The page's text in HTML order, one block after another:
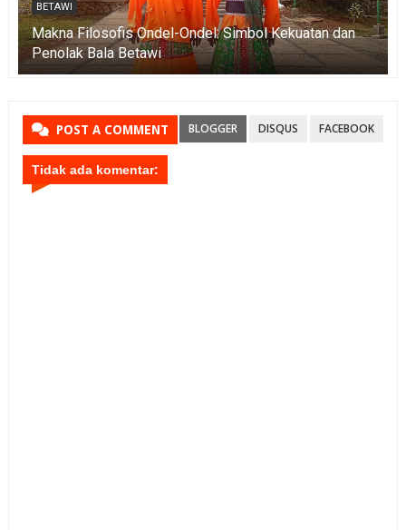
BETAWI
Makna Filosofis Ondel-Ondel: Simbol Kekuatan dan
Penolak Bala Betawi
POST A COMMENT BLOGGER DISQUS FACEBOOK
Tidak ada komentar: